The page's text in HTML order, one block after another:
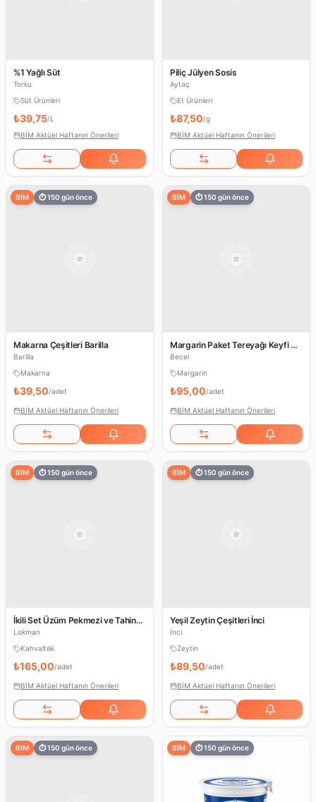
%1 Yağlı Süt
Torku
Süt Ürünleri
₺39,75/L
BİM Aktüel Haftanın Önerileri
Piliç Jülyen Sosis
Aytaç
Et Ürünleri
₺87,50/g
BİM Aktüel Haftanın Önerileri
BİM ⏱150 gün önce
Makarna Çeşitleri Barilla
Barilla
Makarna
₺39,50/adet
BİM Aktüel Haftanın Önerileri
BİM ⏱150 gün önce
Margarin Paket Tereyağı Keyfi &
Kase Klasik Becel
Becel
Margarin
₺95,00/adet
BİM Aktüel Haftanın Önerileri
BİM ⏱150 gün önce
İkili Set Üzüm Pekmezi ve Tahin
Lokman
Lokman
Kahvaltılık
₺165,00/adet
BİM Aktüel Haftanın Önerileri
BİM ⏱150 gün önce
Yeşil Zeytin Çeşitleri İnci
İnci
Zeytin
₺89,50/adet
BİM Aktüel Haftanın Önerileri
BİM ⏱150 gün önce BİM ⏱150 gün önce